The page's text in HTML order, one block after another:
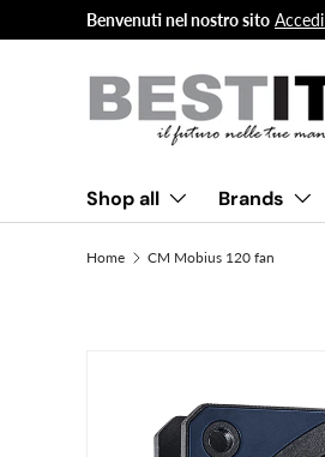
Skip to content
Benvenuti nel nostro sito Accedi
Shop all Brands
Home CM Mobius 120 fan